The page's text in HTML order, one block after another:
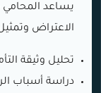
يساعد
الاعتراض
تحليل وثيقة
دراسة أسباب